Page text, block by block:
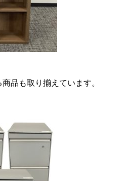
品も取り揃えています。